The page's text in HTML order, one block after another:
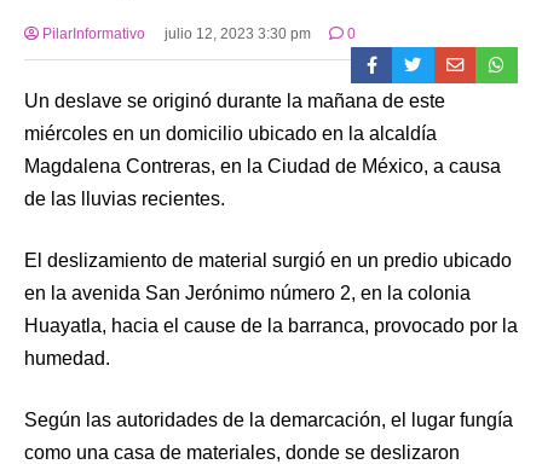
PilarInformativo julio 12, 2023 3:30 pm 0
Un deslave se originó durante la mañana de este
miércoles en un domicilio ubicado en la alcaldía
Magdalena Contreras, en la Ciudad de México, a causa
de las lluvias recientes.
El deslizamiento de material surgió en un predio ubicado
en la avenida San Jerónimo número 2, en la colonia
Huayatla, hacia el cause de la barranca, provocado por la
humedad.
Según las autoridades de la demarcación, el lugar fungía
como una casa de materiales, donde se deslizaron